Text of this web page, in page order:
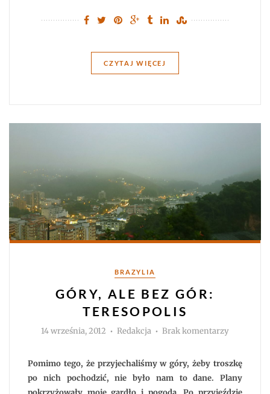
CZYTAJ WIĘCEJ
Kategorie
BRAZYLIA
GÓRY, ALE BEZ GÓR:
TERESOPOLIS
14 września, 2012 Autor
Redakcja Brak komentarzydo
gór:
Pomimo tego, że przyjechaliśmy w góry, żeby troszkę
po nich pochodzić, nie było nam to dane. Plany